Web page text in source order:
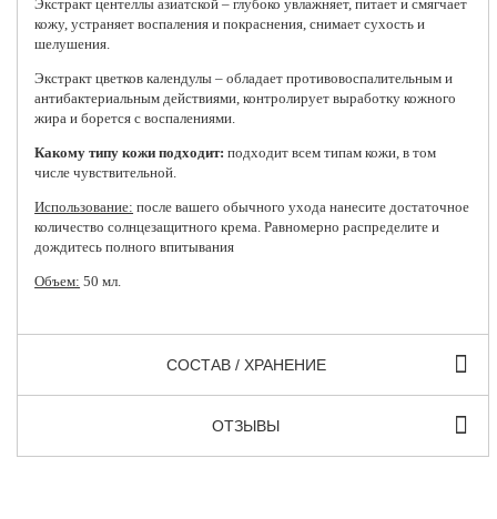
Экстракт центеллы азиатской – глубоко увлажняет, питает и смягчает
кожу, устраняет воспаления и покраснения, снимает сухость и
шелушения.
Экстракт цветков календулы – обладает противовоспалительным и
антибактериальным действиями, контролирует выработку кожного
жира и борется с воспалениями.
Какому типу кожи подходит: подходит всем типам кожи, в том
числе чувствительной.
Использование: после вашего обычного ухода нанесите достаточное
количество солнцезащитного крема. Равномерно распределите и
дождитесь полного впитывания
Объем: 50 мл.
СОСТАВ / ХРАНЕНИЕ
ОТЗЫВЫ